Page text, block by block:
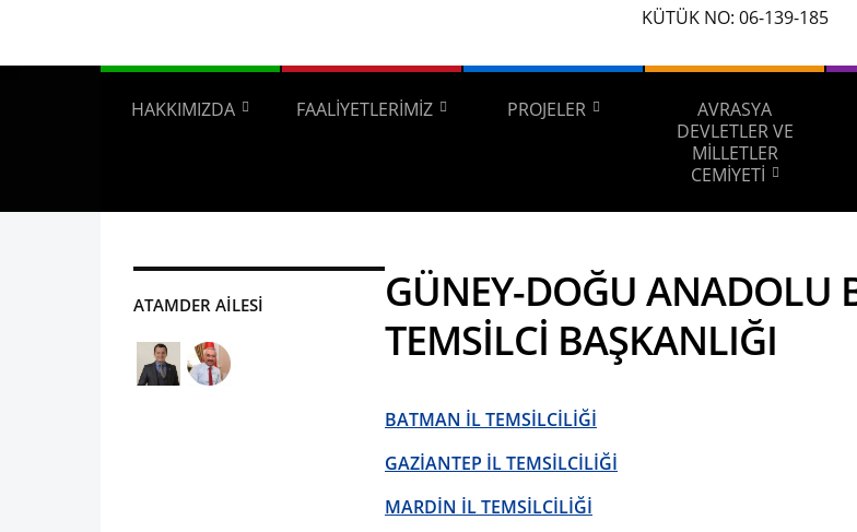
KÜTÜK NO: 06-139-185
HAKKIMIZDA FAALİYETLERİMİZ PROJELER
AVRASYA
DEVLETLER VE
MİLLETLER
CEMİYETİ
ATAMDER AİLESİ
GÜNEY-DOĞU ANADOLU
TEMSİLCİ BAŞKANLIĞI
BATMAN İL TEMSİLCİLİĞİ
GAZİANTEP İL TEMSİLCİLİĞİ
MARDİN İL TEMSİLCİLİĞİ